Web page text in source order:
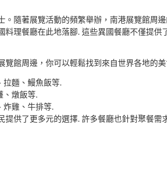
隨著展覽活動的頻繁舉辦，南港展覽館周
理餐廳在此地落腳. 這些異國餐廳不僅提供
覽館周邊，你可以輕鬆找到來自世界各地的美
拉麵、鰻魚飯等.
、燉飯等.
炸雞、牛排等.
供了更多元的選擇. 許多餐廳也針對聚餐需